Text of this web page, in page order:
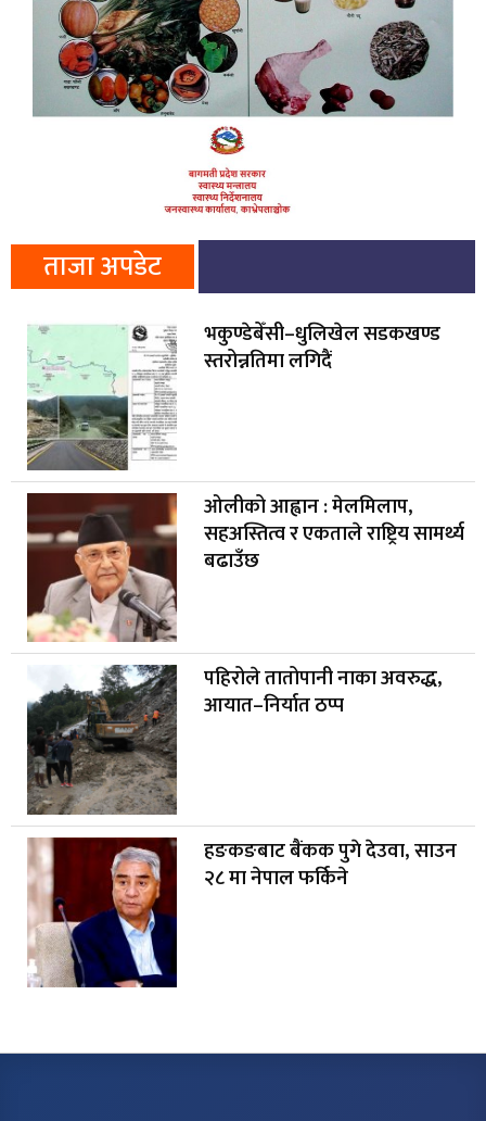
ताजा अपडेट
भकुण्डेबेँसी–धुलिखेल सडकखण्ड
स्तरोन्नतिमा लगिदैं
ओलीको आह्वान : मेलमिलाप,
सहअस्तित्व र एकताले राष्ट्रिय सामर्थ्य
बढाउँछ
पहिरोले तातोपानी नाका अवरुद्ध,
आयात–निर्यात ठप्प
हङकङबाट बैंकक पुगे देउवा, साउन
२८ मा नेपाल फर्किने